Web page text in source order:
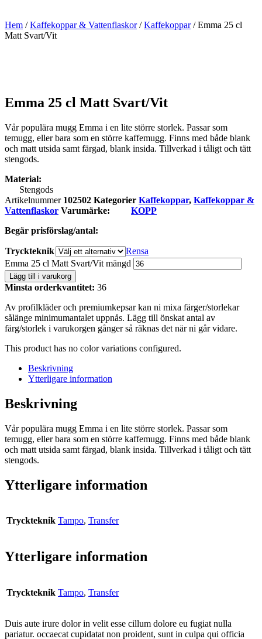
Hem /Kaffekoppar & Vattenflaskor/Kaffekoppar/ Emma 25 cl
Matt Svart/Vit
Emma 25 cl Matt Svart/Vit
Vår populära mugg Emma i en lite större storlek. Passar som
temugg, eller bara som en större kaffemugg. Finns med både blank
och matt utsida samt färgad, blank insida. Tillverkad i tåligt och tätt
stengods.
Material:
Stengods
Artikelnummer 102502 Kategorier Kaffekoppar, Kaffekoppar &
Vattenflaskor Varumärke:
KOPP
Begär prisförslag/antal:
Tryckteknik
Rensa
Emma 25 cl Matt Svart/Vit mängd
Lägg till i varukorg
Minsta orderkvantitet: 36
Av profilkläder och premiumkepsar kan ni mixa färger/storlekar
sålänge minimumantalet uppnås. Lägg till önskat antal av
färg/storlek i varukorgen gånger så räknas det när ni går vidare.
This product has no color variations configured.
Beskrivning
Ytterligare information
Beskrivning
Vår populära mugg Emma i en lite större storlek. Passar som
temugg, eller bara som en större kaffemugg. Finns med både blank
och matt utsida samt färgad, blank insida. Tillverkad i tåligt och tätt
stengods.
Ytterligare information
Tryckteknik Tampo, Transfer
Ytterligare information
Tryckteknik Tampo, Transfer
Duis aute irure dolor in velit esse cillum dolore eu fugiat nulla
pariatur. occaecat cupidatat non proident, sunt in culpa qui officia